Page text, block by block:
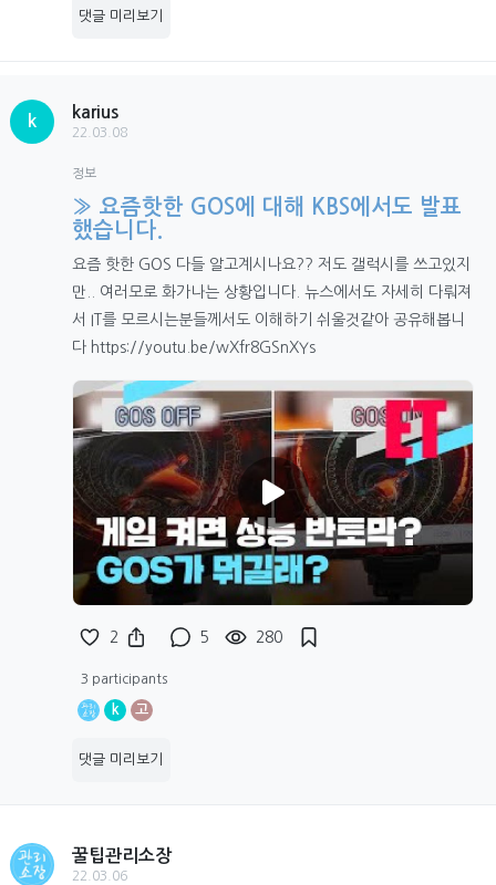
댓글 미리보기
k
karius
22.03.08
정보
» 요즘핫한 GOS에 대해 KBS에서도 발표
했습니다.
요즘 핫한 GOS 다들 알고계시나요?? 저도 갤럭시를 쓰고있지
만.. 여러모로 화가나는 상황입니다. 뉴스에서도 자세히 다뤄져
서 IT를 모르시는분들께서도 이해하기 쉬울것같아 공유해봅니
다 https://youtu.be/wXfr8GSnXYs
2 5 280
3 participants
k 고
댓글 미리보기
꿀팁관리소장
22.03.06